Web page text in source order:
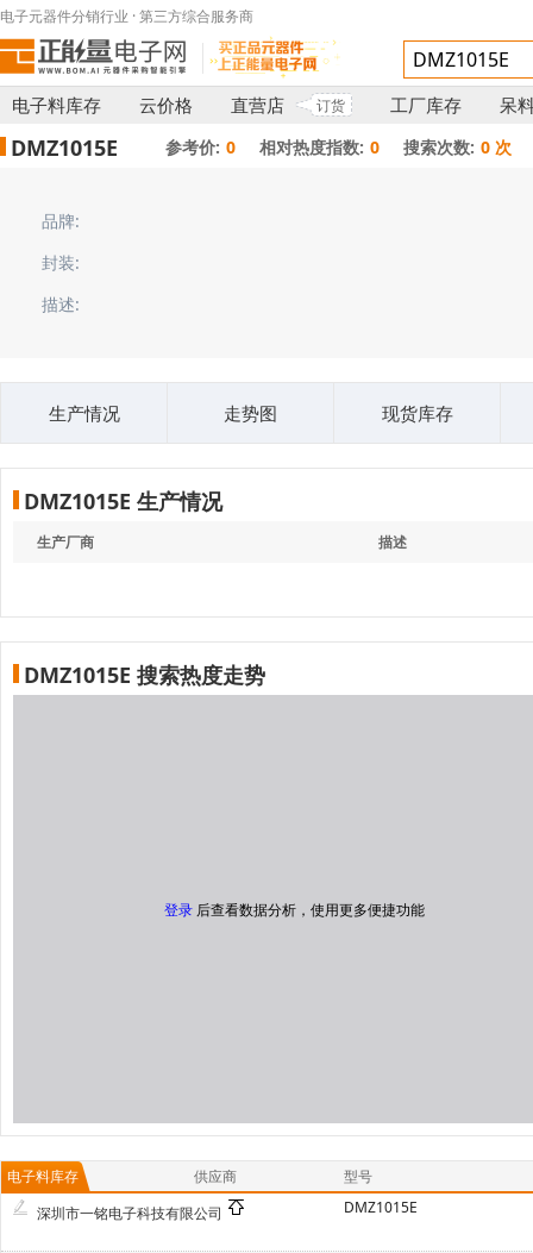
电子元器件分销行业 · 第三方综合服务商
电子料库存 云价格 直营店 订货 工厂库存 呆
DMZ1015E 参考价: 0 相对热度指数: 0 搜索次数: 0 次
品牌:
封装:
描述:
生产情况 走势图 现货库存
DMZ1015E 生产情况
生产厂商 描述
DMZ1015E 搜索热度走势
登录 后查看数据分析，使用更多便捷功能
电子料库存 供应商
型号
深圳市一铭电子科技有限公司
DMZ1015E